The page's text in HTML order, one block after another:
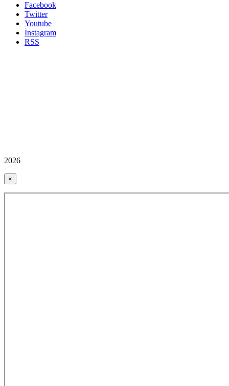
Facebook
Twitter
Youtube
İnstagram
RSS
2026
×